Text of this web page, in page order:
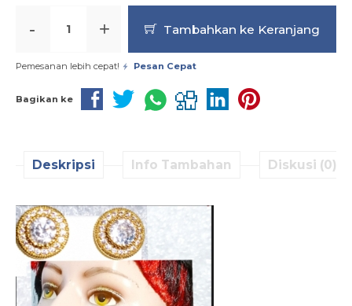
- + Tambahkan ke Keranjang
Pemesanan lebih cepat! Pesan Cepat
Bagikan ke
Deskripsi Info Tambahan Diskusi (0)